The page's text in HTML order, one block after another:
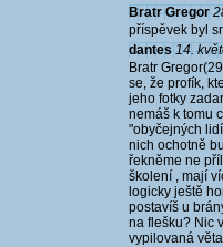
Bratr Gregor
příspěvek byl
dantes 14.
Bratr
se, že profík,
jeho fotky
nemáš k tomu
"obyčejných
nich ochotně
řekněme ne
školení , mají
logicky ještě
postavíš u
na flešku? Nic
vypilovaná